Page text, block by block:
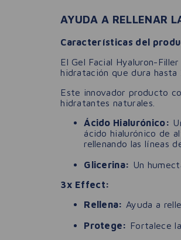
AYUDA A RELLENAR
Características del
El Gel Facial Hyaluron-
hidratación que dura hasta
Este innovador producto
hidratantes naturales.
Ácido Hialurónico:
ácido hialurónico de
rellenando las líneas
Glicerina: Un
3x Effect:
Rellena: Ayuda a
Protege: Fortalece